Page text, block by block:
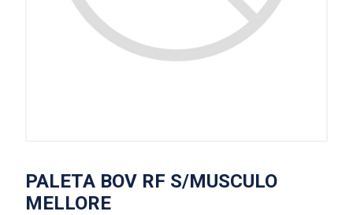
PALETA BOV RF S/MUSCULO
MELLORE